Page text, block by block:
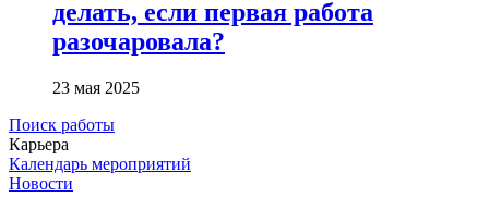
делать, если первая работа
разочаровала?
23 мая 2025
Поиск работы
Карьера
Календарь мероприятий
Новости